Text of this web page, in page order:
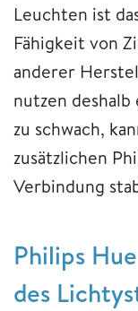
Leuchten ist
Fähigkeit von
anderer
nutzen deshalb
zu schwach,
zusätzlichen
Verbindung
Philips
des